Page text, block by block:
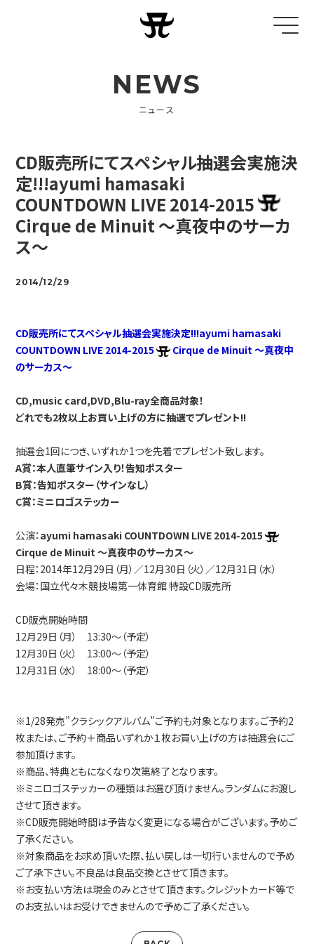
NEWS
ニュース
CD販売所にてスペシャル抽選会実施決
定!!!ayumi hamasaki
COUNTDOWN LIVE 2014-2015
Cirque de Minuit ～真夜中のサーカ
ス～
2014/12/29
CD販売所にてスペシャル抽選会実施決定!!!ayumi hamasaki
COUNTDOWN LIVE 2014-2015
Cirque de Minuit ～真夜中
のサーカス～
CD,music card,DVD,Blu-ray全商品対象！
どれでも2枚以上お買い上げの方に抽選でプレゼント!!
抽選会1回につき、いずれか1つを先着でプレゼント致します。
A賞：本人直筆サイン入り！告知ポスター
B賞：告知ポスター（サインなし）
C賞：ミニロゴステッカー
公演： ayumi hamasaki COUNTDOWN LIVE 2014-2015
Cirque de Minuit ～真夜中のサーカス～
日程：2014年12月29日（月）／12月30日（火）／12月31日（水）
会場：国立代々木競技場第一体育館 特設CD販売所
CD販売開始時間
12月29日（月） 13:30～（予定）
12月30日（火） 13:00～（予定）
12月31日（水） 18:00～（予定）
※1/28発売”クラシックアルバム”ご予約も対象となります。ご予約2
枚または、ご予約＋商品いずれか１枚お買い上げの方は抽選会にご
参加頂けます。
※商品、特典ともになくなり次第終了となります。
※ミニロゴステッカーの種類はお選び頂けません。ランダムにお渡し
させて頂きます。
※CD販売開始時間は予告なく変更になる場合がございます。予めご
了承ください。
※対象商品をお求め頂いた際、払い戻しは一切行いませんので予め
ご了承下さい。不良品は良品交換とさせて頂きます。
※お支払い方法は現金のみとさせて頂きます。クレジットカード等で
のお支払いはお受けできませんので予めご了承ください。